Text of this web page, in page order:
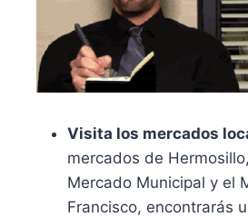
Visita los mercados
mercados de
Mercado Municipal y el
Francisco, encontrarás